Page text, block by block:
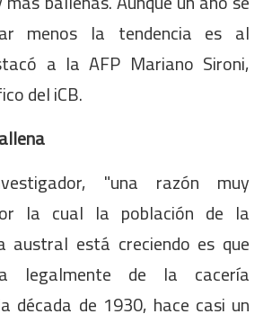
menos la tendencia es al
a la AFP Mariano Sironi,
del iCB.
"una razón muy
la cual la población de la
austral está creciendo es que
legalmente de la cacería
década de 1930, hace casi un